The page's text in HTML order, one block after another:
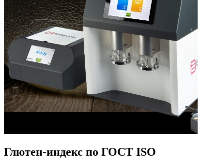
Глютен-индекс по ГОСТ ISO